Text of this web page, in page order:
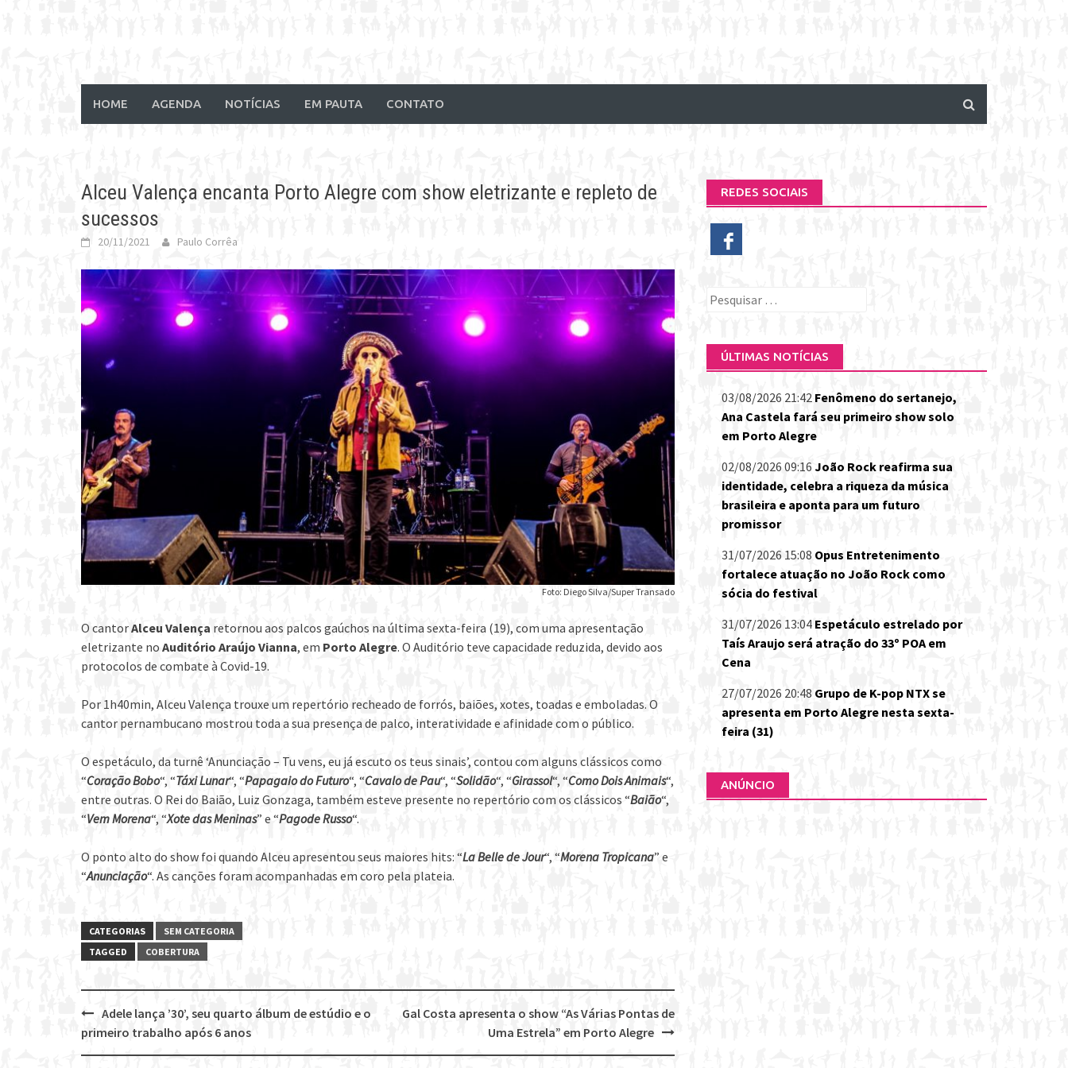
HOME AGENDA NOTÍCIAS EM PAUTA CONTATO
Alceu Valença encanta Porto Alegre com show eletrizante e repleto de
sucessos
20/11/2021 Paulo Corrêa
Foto: Diego Silva/Super Transado
O cantorAlceu Valença retornou aos palcos gaúchos na última sexta-feira (19), com uma apresentação
eletrizante no Auditório Araújo Vianna, em Porto Alegre. O Auditório teve capacidade reduzida, devido aos
protocolos de combate à Covid-19.
Por 1h40min, Alceu Valença trouxe um repertório recheado de forrós, baiões, xotes, toadas e emboladas. O
cantor pernambucano mostrou toda a sua presença de palco, interatividade e afinidade com o público.
O espetáculo, da turnê ‘Anunciação – Tu vens, eu já escuto os teus sinais’, contou com alguns clássicos como
“Coração Bobo“, “Táxi Lunar“, “Papagaio do Futuro“, “Cavalo de Pau“, “Solidão“, “Girassol“, “Como Dois Animais“,
entre outras. O Rei do Baião, Luiz Gonzaga, também esteve presente no repertório com os clássicos “Baião“,
“Vem Morena“, “Xote das Meninas” e “Pagode Russo“.
O ponto alto do show foi quando Alceu apresentou seus maiores hits: “La Belle de Jour“, “Morena Tropicana” e
“Anunciação“. As canções foram acompanhadas em coro pela plateia.
CATEGORIAS
SEM CATEGORIA
TAGGED
COBERTURA
Post
navigation
Gal Costa apresenta o show “As Várias Pontas de
Uma Estrela” em Porto Alegre
Adele lança ’30’, seu quarto álbum de estúdio e o
primeiro trabalho após 6 anos
REDES SOCIAIS
Pesquisar
ÚLTIMAS NOTÍCIAS
03/08/2026 21:42 Fenômeno do sertanejo,
Ana Castela fará seu primeiro show solo
em Porto Alegre
02/08/2026 09:16 João Rock reafirma sua
identidade, celebra a riqueza da música
brasileira e aponta para um futuro
promissor
31/07/2026 15:08 Opus Entretenimento
fortalece atuação no João Rock como
sócia do festival
31/07/2026 13:04 Espetáculo estrelado por
Taís Araujo será atração do 33º POA em
Cena
27/07/2026 20:48 Grupo de K-pop NTX se
apresenta em Porto Alegre nesta sexta-
feira (31)
ANÚNCIO